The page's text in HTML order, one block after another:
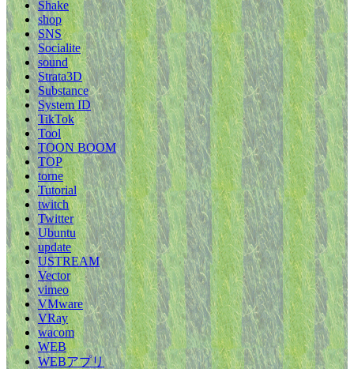
Shake
shop
SNS
Socialite
sound
Strata3D
Substance
System ID
TikTok
Tool
TOON BOOM
TOP
torne
Tutorial
twitch
Twitter
Ubuntu
update
USTREAM
Vector
vimeo
VMware
VRay
wacom
WEB
WEBアプリ